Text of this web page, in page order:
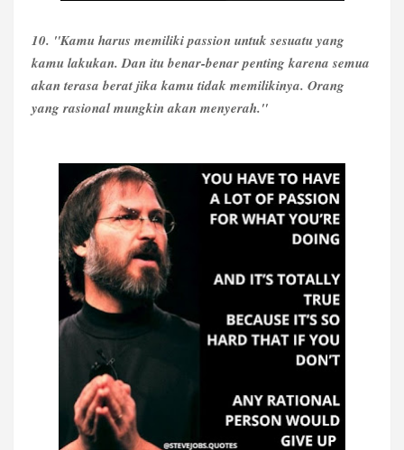
10. "Kamu harus memiliki passion untuk sesuatu yang
kamu lakukan. Dan itu benar-benar penting karena semua
akan terasa berat jika kamu tidak memilikinya. Orang
yang rasional mungkin akan menyerah."